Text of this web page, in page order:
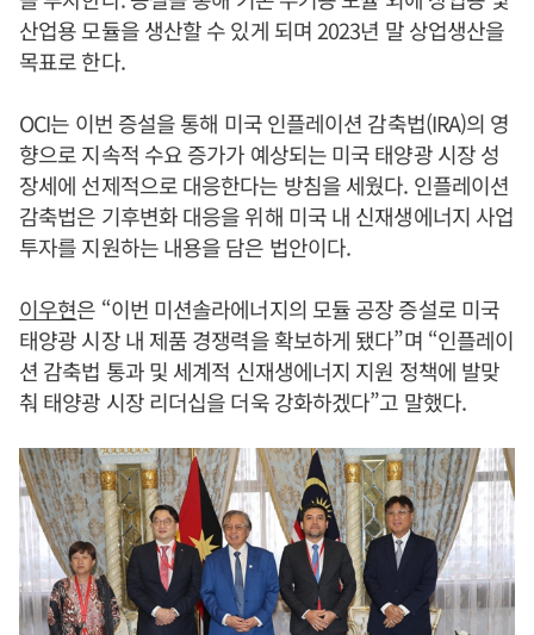
산업용 모듈을 생산할 수 있게 되며 2023년 말 상업생산을
목표로 한다.
OCI는 이번 증설을 통해 미국 인플레이션 감축법(IRA)의 영
향으로 지속적 수요 증가가 예상되는 미국 태양광 시장 성
장세에 선제적으로 대응한다는 방침을 세웠다. 인플레이션
감축법은 기후변화 대응을 위해 미국 내 신재생에너지 사업
투자를 지원하는 내용을 담은 법안이다.
이우현은 “이번 미션솔라에너지의 모듈 공장 증설로 미국
태양광 시장 내 제품 경쟁력을 확보하게 됐다”며 “인플레이
션 감축법 통과 및 세계적 신재생에너지 지원 정책에 발맞
춰 태양광 시장 리더십을 더욱 강화하겠다”고 말했다.